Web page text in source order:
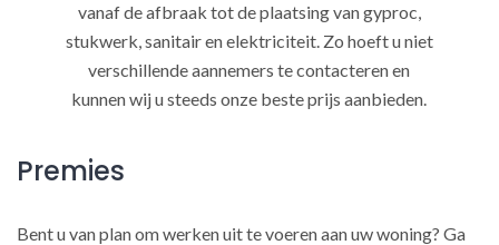
vanaf de afbraak tot de plaatsing van gyproc,
stukwerk, sanitair en elektriciteit. Zo hoeft u niet
verschillende aannemers te contacteren en
kunnen wij u steeds onze beste prijs aanbieden.
Premies
Bent u van plan om werken uit te voeren aan uw woning? Ga